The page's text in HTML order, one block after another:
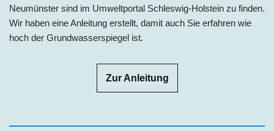
Neumünster sind im Umweltportal Schleswig-Holstein zu finden.
Wir haben eine Anleitung erstellt, damit auch Sie erfahren wie
hoch der Grundwasserspiegel ist.
Zur Anleitung